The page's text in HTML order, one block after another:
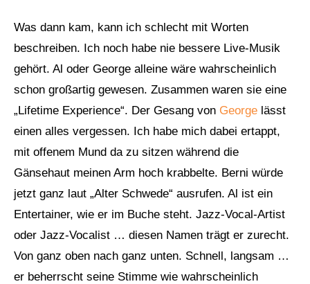
Was dann kam, kann ich schlecht mit Worten
beschreiben. Ich noch habe nie bessere Live-Musik
gehört. Al oder George alleine wäre wahrscheinlich
schon großartig gewesen. Zusammen waren sie eine
„Lifetime Experience“. Der Gesang von George lässt
einen alles vergessen. Ich habe mich dabei ertappt,
mit offenem Mund da zu sitzen während die
Gänsehaut meinen Arm hoch krabbelte. Berni würde
jetzt ganz laut „Alter Schwede“ ausrufen. Al ist ein
Entertainer, wie er im Buche steht. Jazz-Vocal-Artist
oder Jazz-Vocalist … diesen Namen trägt er zurecht.
Von ganz oben nach ganz unten. Schnell, langsam …
er beherrscht seine Stimme wie wahrscheinlich